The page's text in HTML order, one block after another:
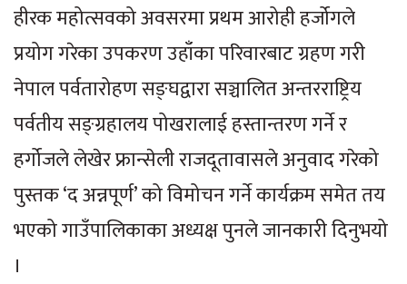
हीरक महोत्सवको अवसरमा प्रथम आरोही हर्जोगले
प्रयोग गरेका उपकरण उहाँका परिवारबाट ग्रहण गरी
नेपाल पर्वतारोहण सङ्घद्वारा सञ्चालित अन्तरराष्ट्रिय
पर्वतीय सङ्ग्रहालय पोखरालाई हस्तान्तरण गर्ने र
हर्गोजले लेखेर फ्रान्सेली राजदूतावासले अनुवाद गरेको
पुस्तक ‘द अन्नपूर्ण’ को विमोचन गर्ने कार्यक्रम समेत तय
भएको गाउँपालिकाका अध्यक्ष पुनले जानकारी दिनुभयो
।